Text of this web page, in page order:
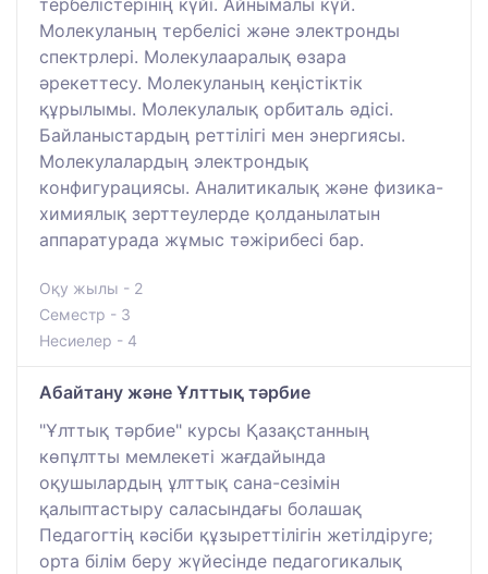
Молекуланың тербелісі және электронды
спектрлері. Молекулааралық өзара
әрекеттесу. Молекуланың кеңістіктік
құрылымы. Молекулалық орбиталь әдісі.
Байланыстардың реттілігі мен энергиясы.
Молекулалардың электрондық
конфигурациясы. Аналитикалық және физика-
химиялық зерттеулерде қолданылатын
аппаратурада жұмыс тәжірибесі бар.
Оқу жылы - 2
Семестр - 3
Несиелер - 4
Абайтану және Ұлттық тәрбие
"Ұлттық тәрбие" курсы Қазақстанның
көпұлтты мемлекеті жағдайында
оқушылардың ұлттық сана-сезімін
қалыптастыру саласындағы болашақ
Педагогтің кәсіби құзыреттілігін жетілдіруге;
орта білім беру жүйесінде педагогикалық